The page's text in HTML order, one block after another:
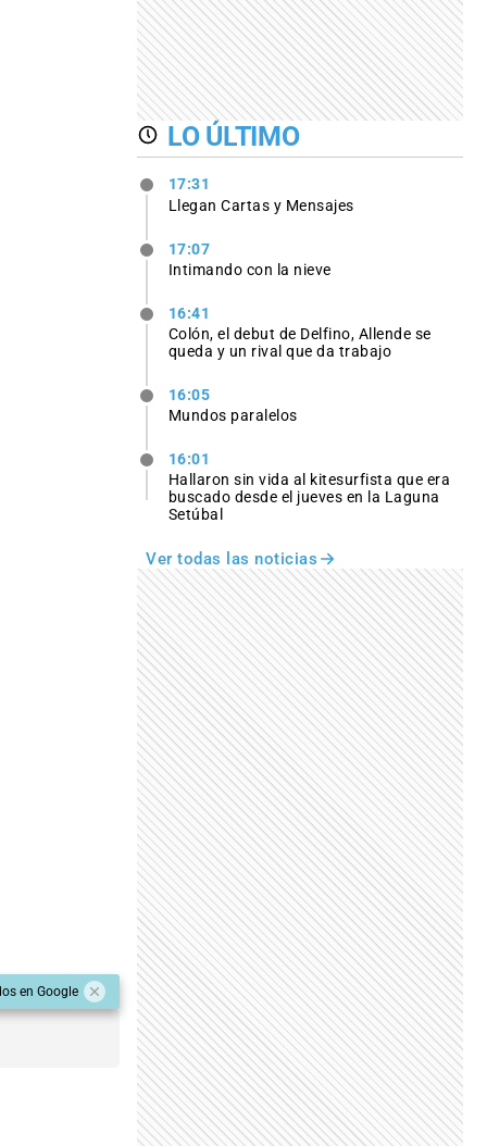
en Google
LO ÚLTIMO
17:31
Llegan Cartas y Mensajes
17:07
Intimando con la nieve
16:41
Colón, el debut de Delfino, Allende se
queda y un rival que da trabajo
16:05
Mundos paralelos
16:01
Hallaron sin vida al kitesurfista que era
buscado desde el jueves en la Laguna
Setúbal
Ver todas las noticias